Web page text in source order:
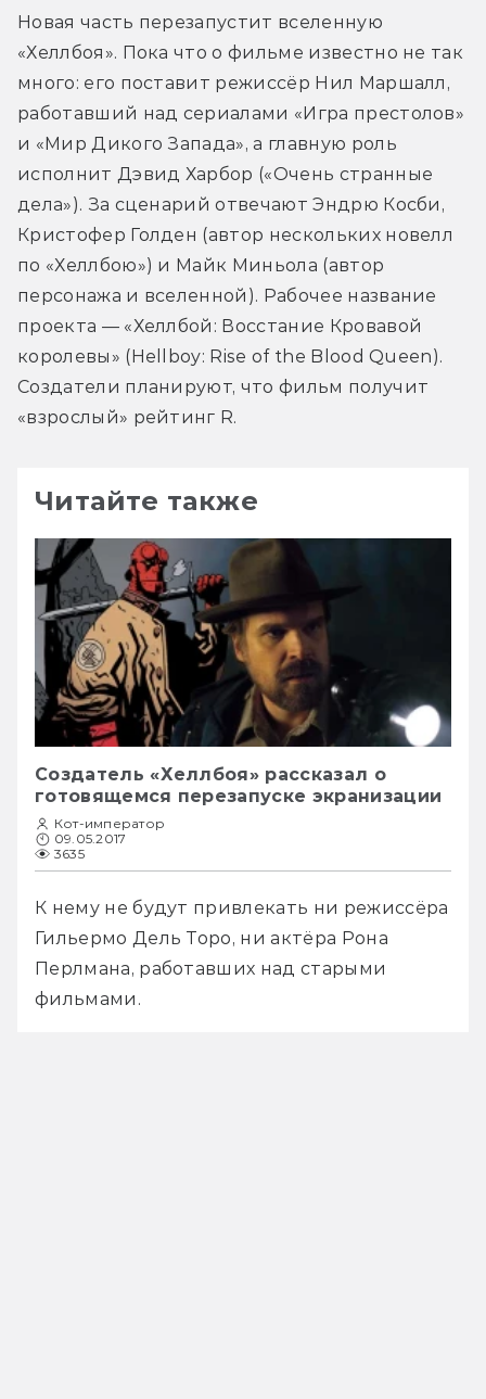
Новая часть перезапустит вселенную
«Хеллбоя». Пока что о фильме известно не так
много: его поставит режиссёр Нил Маршалл,
работавший над сериалами «Игра престолов»
и «Мир Дикого Запада», а главную роль
исполнит Дэвид Харбор («Очень странные
дела»). За сценарий отвечают Эндрю Косби,
Кристофер Голден (автор нескольких новелл
по «Хеллбою») и Майк Миньола (автор
персонажа и вселенной). Рабочее название
проекта — «Хеллбой: Восстание Кровавой
королевы» (Hellboy: Rise of the Blood Queen).
Создатели планируют, что фильм получит
«взрослый» рейтинг R.
Читайте также
Создатель «Хеллбоя» рассказал о
готовящемся перезапуске экранизации
Кот-император
09.05.2017
3635
К нему не будут привлекать ни режиссёра
Гильермо Дель Торо, ни актёра Рона
Перлмана, работавших над старыми
фильмами.